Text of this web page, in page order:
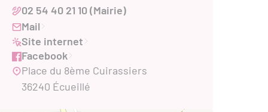
02 54 40 21 10 (Mairie)
Mail
Site internet
Facebook
Place du 8ème Cuirassiers
36240 Écueillé